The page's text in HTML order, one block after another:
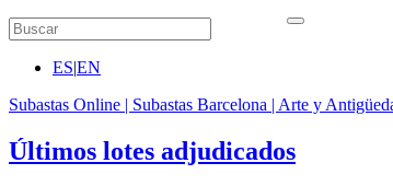
ES|EN
Subastas Online | Subastas Barcelona | Arte y
Últimos lotes adjudicados